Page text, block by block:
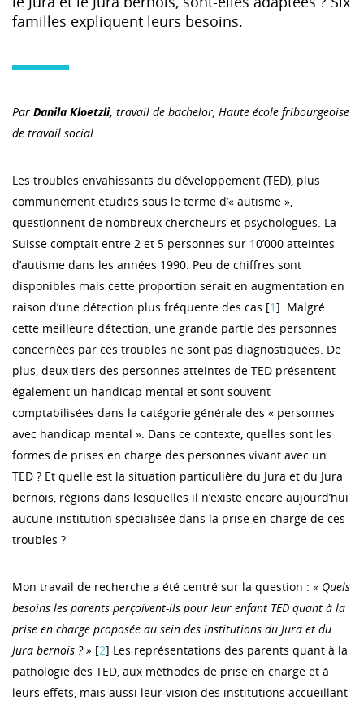
familles expliquent leurs besoins.
Par Danila Kloetzli, travail de bachelor, Haute école fribourgeoise
de travail social
Les troubles envahissants du développement (TED), plus
communément étudiés sous le terme d’« autisme »,
questionnent de nombreux chercheurs et psychologues. La
Suisse comptait entre 2 et 5 personnes sur 10’000 atteintes
d’autisme dans les années 1990. Peu de chiffres sont
disponibles mais cette proportion serait en augmentation en
raison d’une détection plus fréquente des cas [1]. Malgré
cette meilleure détection, une grande partie des personnes
concernées par ces troubles ne sont pas diagnostiquées. De
plus, deux tiers des personnes atteintes de TED présentent
également un handicap mental et sont souvent
comptabilisées dans la catégorie générale des « personnes
avec handicap mental ». Dans ce contexte, quelles sont les
formes de prises en charge des personnes vivant avec un
TED ? Et quelle est la situation particulière du Jura et du Jura
bernois, régions dans lesquelles il n’existe encore aujourd’hui
aucune institution spécialisée dans la prise en charge de ces
troubles ?
Mon travail de recherche a été centré sur la question : « Quels
besoins les parents perçoivent-ils pour leur enfant TED quant à la
prise en charge proposée au sein des institutions du Jura et du
Jura bernois ? » [2] Les représentations des parents quant à la
pathologie des TED, aux méthodes de prise en charge et à
leurs effets, mais aussi leur vision des institutions accueillant